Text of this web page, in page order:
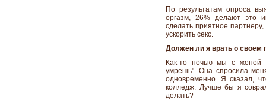
По результатам опроса
оргазм, 26% делают это
сделать приятное
ускорить секс.
Должен ли я врать о своем
Как-то ночью мы с женой
умрешь". Она спросила
одновременно. Я сказал,
колледж. Лучше бы я
делать?